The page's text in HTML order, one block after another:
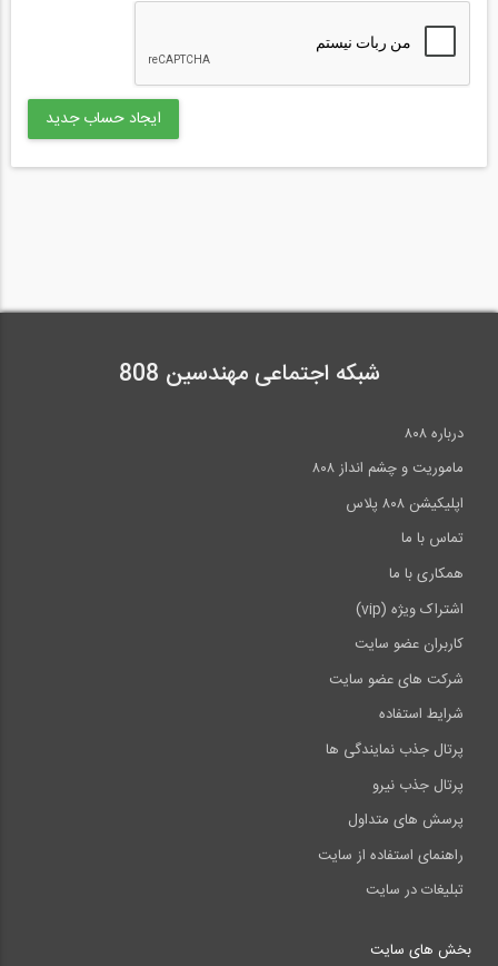
شبکه اجتماعی مهندسین 808
درباره ۸۰۸
ماموریت و چشم انداز ۸۰۸
اپلیکیشن ۸۰۸ پلاس
تماس با ما
همکاری با ما
اشتراک ویژه (vip)
کاربران عضو سایت
شرکت های عضو سایت
شرایط استفاده
پرتال جذب نمایندگی ها
پرتال جذب نیرو
پرسش های متداول
راهنمای استفاده از سایت
تبلیغات در سایت
بخش های سایت